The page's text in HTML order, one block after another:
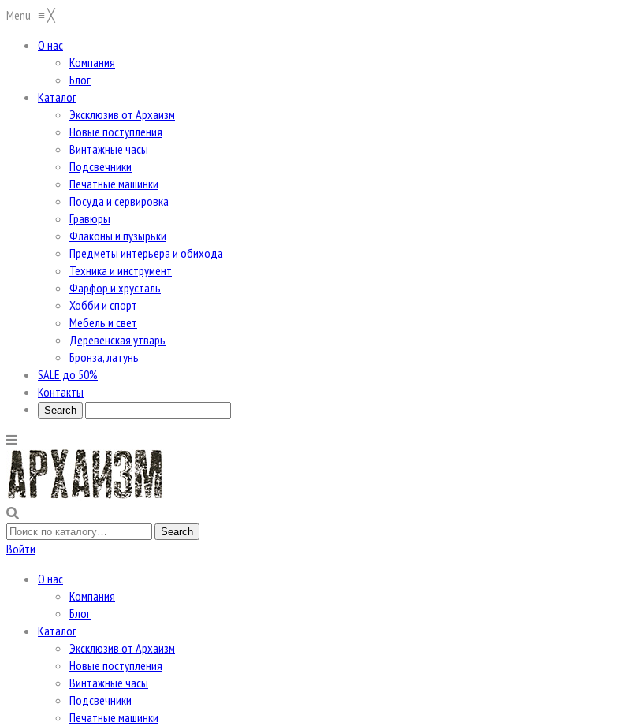
Menu ≡╳
О нас
Компания
Блог
Каталог
Эксклюзив от Архаизм
Новые поступления
Винтажные часы
Подсвечники
Печатные машинки
Посуда и сервировка
Гравюры
Флаконы и пузырьки
Предметы интерьера и обихода
Техника и инструмент
Фарфор и хрусталь
Хобби и спорт
Мебель и свет
Деревенская утварь
Бронза, латунь
SALE до 50%
Контакты
Войти
О нас
Компания
Блог
Каталог
Эксклюзив от Архаизм
Новые поступления
Винтажные часы
Подсвечники
Печатные машинки